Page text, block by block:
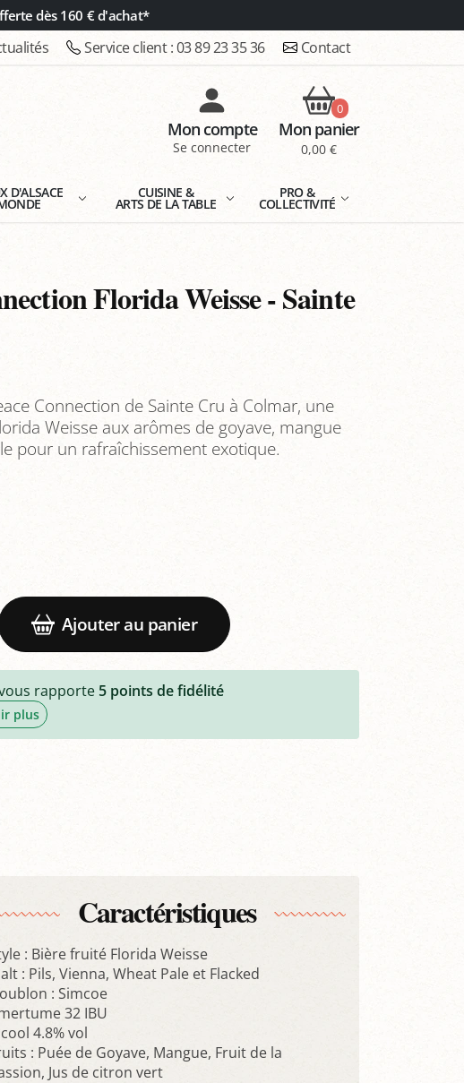
dès 160 € d'achat*
Service client :03 89 23 35 36 Contact
Mon compte
Se connecter
0
Mon panier
0,00 €
D'ALSACE CUISINE &
ARTS DE LA TABLE
PRO &
COLLECTIVITÉ
Florida Weisse - Sainte
Connection de Sainte Cru à Colmar, une
Weisse aux arômes de goyave, mangue
pour un rafraîchissement exotique.
Ajouter au panier
rapporte 5points de fidélité
plus
Caractéristiques
: Bière fruité Florida Weisse
: Pils, Vienna, Wheat Pale et Flacked
: Simcoe
32 IBU
4.8% vol
: Puée de Goyave, Mangue, Fruit de la
Jus de citron vert